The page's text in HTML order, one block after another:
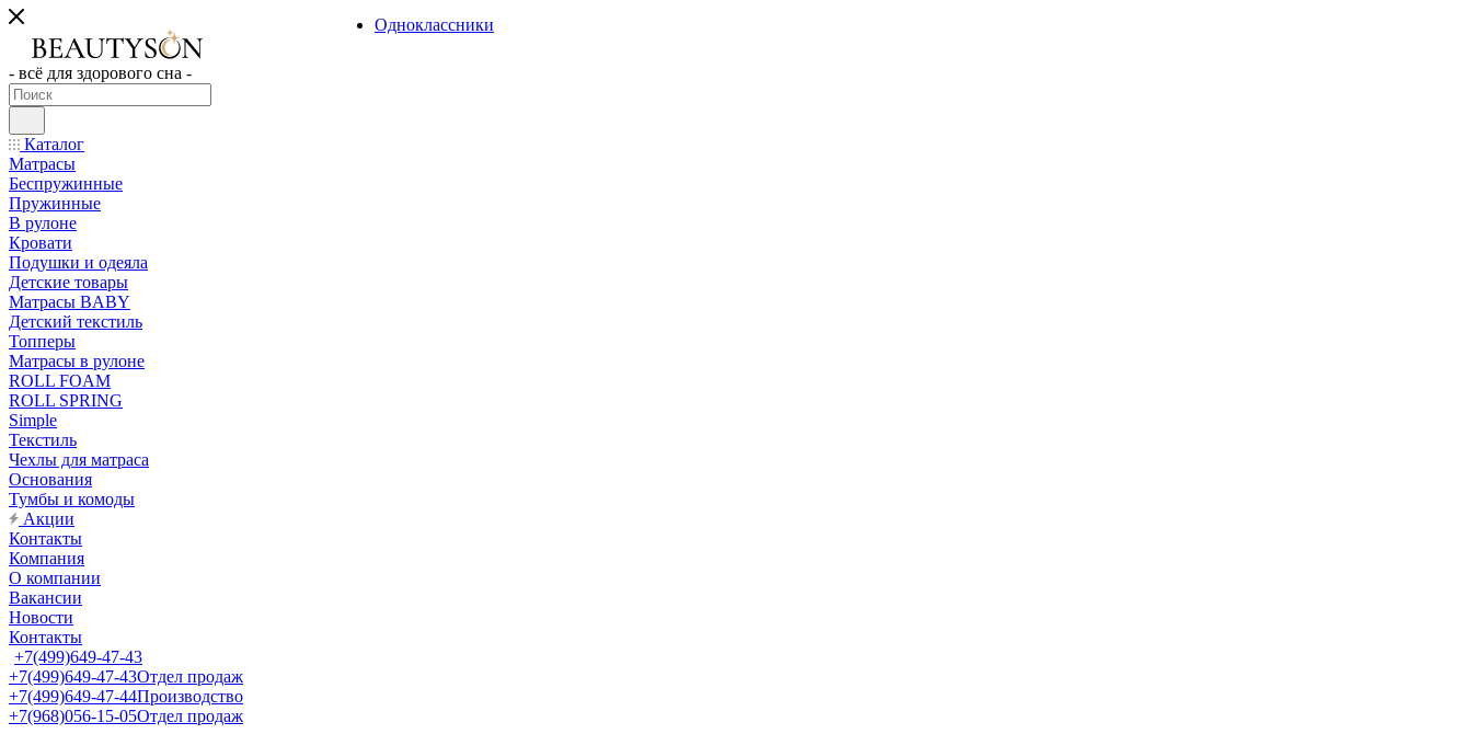
- всё для здорового сна -
Каталог
Матрасы
Беспружинные
Пружинные
В рулоне
Кровати
Подушки и одеяла
Детские товары
Матрасы BABY
Детский текстиль
Топперы
Матрасы в рулоне
ROLL FOAM
ROLL SPRING
Simple
Текстиль
Чехлы для матраса
Основания
Тумбы и комоды
Акции
Контакты
Компания
О компании
Вакансии
Новости
Контакты
+7(499)649-47-43
+7(499)649-47-43Отдел продаж
+7(499)649-47-44Производство
+7(968)056-15-05Отдел продаж
Одноклассники